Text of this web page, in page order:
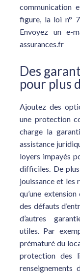
communication
figure, la loi n°
Envoyez un e-
assurances.fr
Des
pour plus
Ajoutez des
une protection
charge la
assistance
loyers impayés
difficiles. De
jouissance et les
qu’une
des défauts
d’autres
utiles. Par
prématuré du
protection des